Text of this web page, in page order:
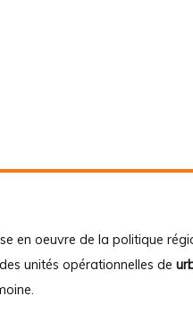
en oeuvre de la politique
unités opérationnelles de
.